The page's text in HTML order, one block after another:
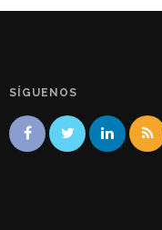
SÍGUENOS